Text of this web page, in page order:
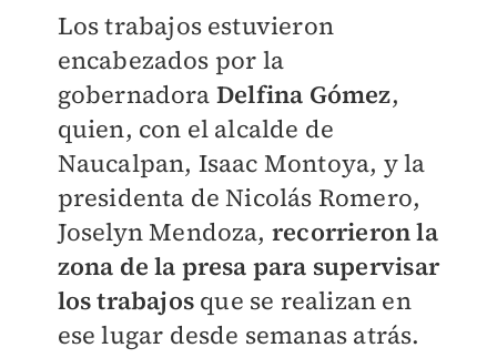
Los trabajos estuvieron
encabezados por la
gobernadora Delfina Gómez,
quien, con el alcalde de
Naucalpan, Isaac Montoya, y la
presidenta de Nicolás Romero,
Joselyn Mendoza, recorrieron la
zona de la presa para supervisar
los trabajos que se realizan en
ese lugar desde semanas atrás.